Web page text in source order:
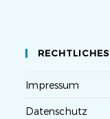
RECHTLICHES
Impressum
Datenschutz